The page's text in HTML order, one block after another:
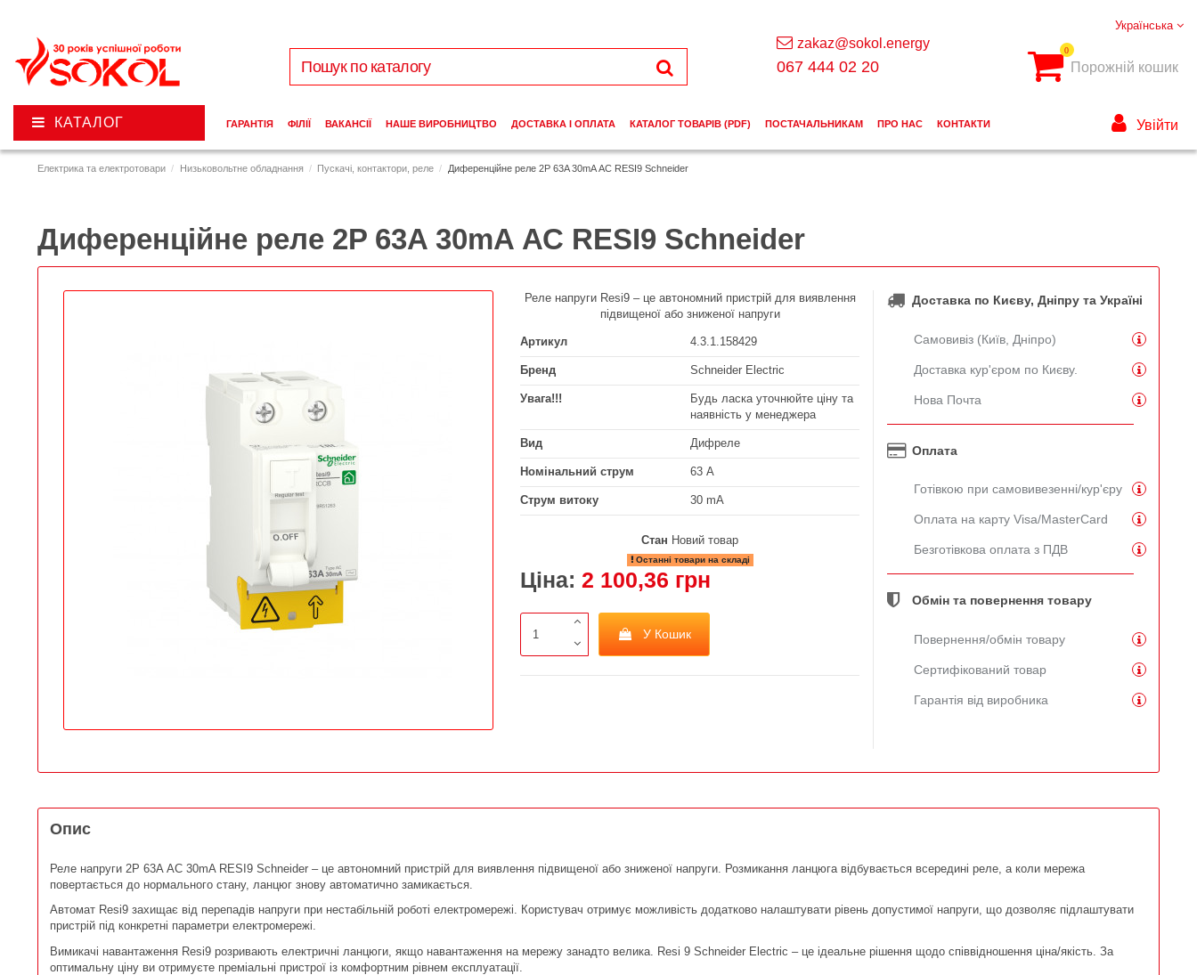
Електрика та електротовари Низьковольтне обладнання Пускачі, контактори, реле Диференційне реле 2P 63A 30mA АС RESI9 Schneider
Диференційне реле 2P 63A 30mA АС RESI9 Schneider
Реле напруги Resi9 – це автономний пристрій для виявлення
підвищеної або зниженої напруги
Артикул 4.3.1.158429
Бренд Schneider Electric
Увага!!!
Будь ласка уточнюйте ціну та
наявність у менеджера
Вид Дифреле
Номінальний струм 63 А
Струм витоку 30 mA
Стан Новий товар
Останні товари на складі
Ціна: 2 100,36 грн
У Кошик
Доставка по Києву, Дніпру та Україні
Самовивіз (Київ, Дніпро)
Доставка кур'єром по Києву.
Нова Почта
Оплата
Готівкою при самовивезенні/кур'єру
Оплата на карту Visa/MasterCard
Безготівкова оплата з ПДВ
Обмін та повернення товару
Повернення/обмін товару
Сертифікований товар
Гарантія від виробника
Опис
Реле напруги 2P 63A АС 30mA RESI9 Schneider – це автономний пристрій для виявлення підвищеної або зниженої напруги. Розмикання ланцюга відбувається всередині реле, а коли мережа
повертається до нормального стану, ланцюг знову автоматично замикається.
Автомат Resi9 захищає від перепадів напруги при нестабільній роботі електромережі. Користувач отримує можливість додатково налаштувати рівень допустимої напруги, що дозволяє підлаштувати
пристрій під конкретні параметри електромережі.
Вимикачі навантаження Resi9 розривають електричні ланцюги, якщо навантаження на мережу занадто велика. Resi 9 Schneider Electric ‒ це ідеальне рішення щодо співвідношення ціна/якість. За
оптимальну ціну ви отримуєте преміальні пристрої із комфортним рівнем експлуатації.
Українська
zakaz@sokol.energy
067 444 02 20
0
Порожній кошик
КАТАЛОГ ГАРАНТІЯ ФІЛІЇ ВАКАНСІЇ НАШЕ ВИРОБНИЦТВО ДОСТАВКА І ОПЛАТА КАТАЛОГ ТОВАРІВ (PDF) ПОСТАЧАЛЬНИКАМ ПРО НАС КОНТАКТИ Увійти